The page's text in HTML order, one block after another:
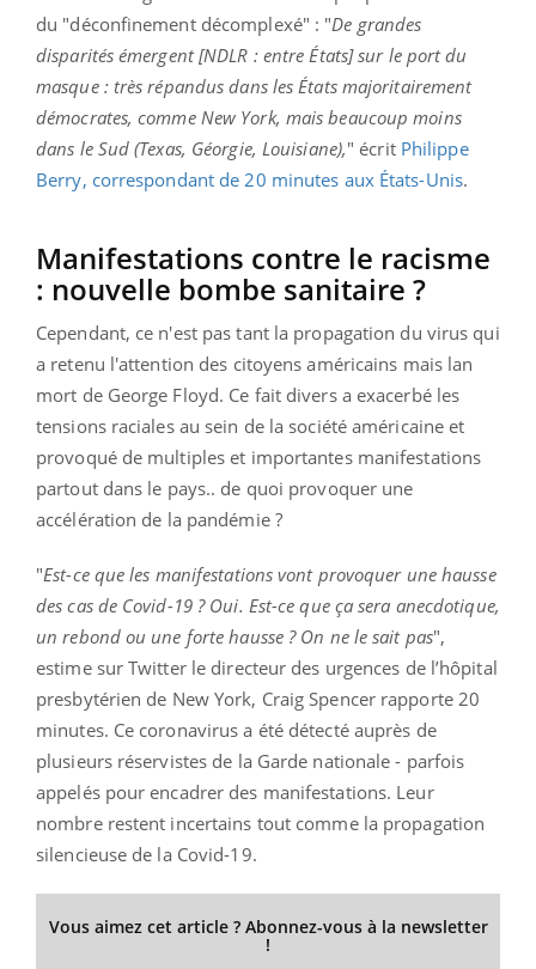
du "déconfinement décomplexé" : "De grandes
disparités émergent [NDLR : entre États] sur le port du
masque : très répandus dans les États majoritairement
démocrates, comme New York, mais beaucoup moins
dans le Sud (Texas, Géorgie, Louisiane)," écrit Philippe
Berry, correspondant de 20 minutes aux États-Unis.
Manifestations contre le racisme
: nouvelle bombe sanitaire ?
Cependant, ce n'est pas tant la propagation du virus qui
a retenu l'attention des citoyens américains mais lan
mort de George Floyd. Ce fait divers a exacerbé les
tensions raciales au sein de la société américaine et
provoqué de multiples et importantes manifestations
partout dans le pays.. de quoi provoquer une
accélération de la pandémie ?
"Est-ce que les manifestations vont provoquer une hausse
des cas de Covid-19 ? Oui. Est-ce que ça sera anecdotique,
un rebond ou une forte hausse ? On ne le sait pas",
estime sur Twitter le directeur des urgences de l’hôpital
presbytérien de New York, Craig Spencer rapporte 20
minutes. Ce coronavirus a été détecté auprès de
plusieurs réservistes de la Garde nationale - parfois
appelés pour encadrer des manifestations. Leur
nombre restent incertains tout comme la propagation
silencieuse de la Covid-19.
Vous aimez cet article ? Abonnez-vous à la newsletter
!